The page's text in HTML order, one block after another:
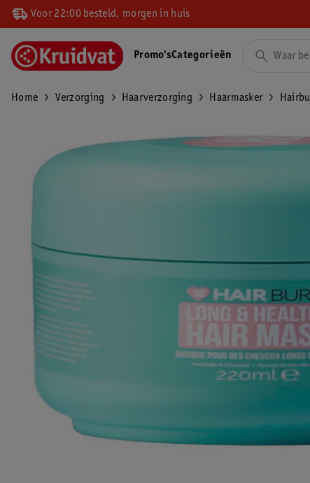
Voor 22:00 besteld, morgen in huis
Promo'sCategorieën
Home Verzorging Haarverzorging Haarmasker